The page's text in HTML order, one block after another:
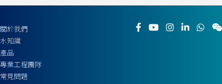
關於我們
水知識
產品
專業工程團隊
常見問題